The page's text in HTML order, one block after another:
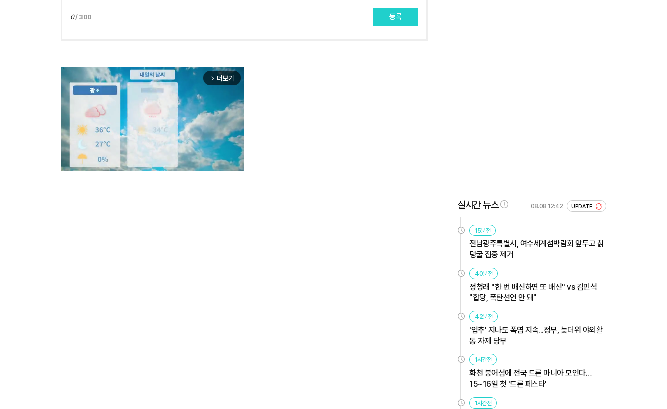
0/ 300 등록
arrow_forward_ios 더보기
실시간 뉴스 08.08 12:42 UPDATE
15분전
전남광주특별시, 여수세계섬박람회 앞두고 칡
덩굴 집중 제거
40분전
정청래 "한 번 배신하면 또 배신" vs 김민석
"합당, 폭탄선언 안 돼"
42분전
'입추' 지나도 폭염 지속...정부, 늦더위 야외활
동 자제 당부
1시간전
화천 붕어섬에 전국 드론 마니아 모인다…
15~16일 첫 '드론 페스타'
1시간전